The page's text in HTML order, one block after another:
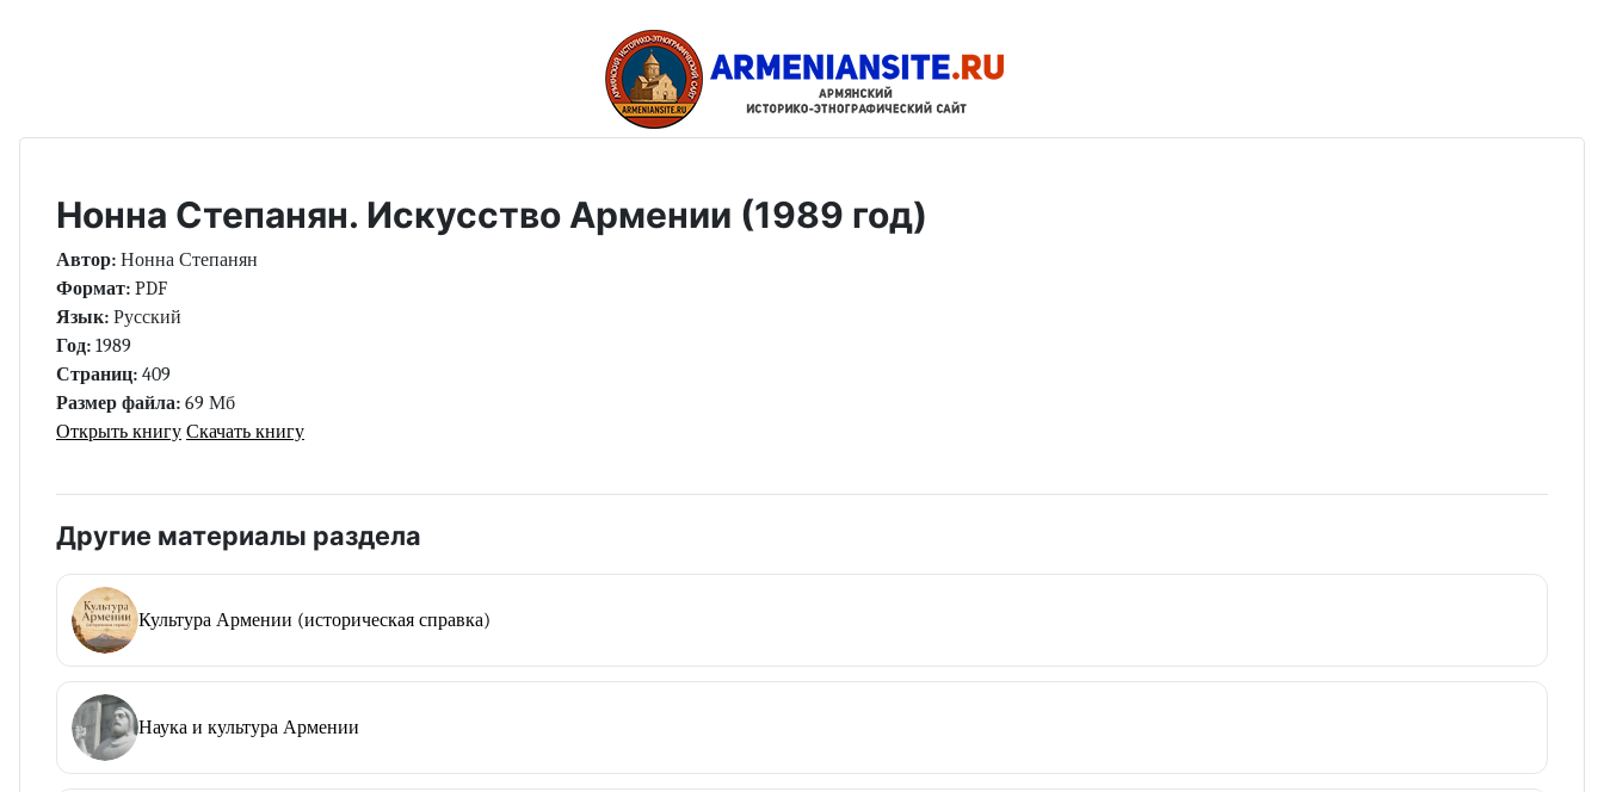
Нонна Степанян. Искусство Армении (1989 год)
Автор: Нонна Степанян
Формат: PDF
Язык: Русский
Год: 1989
Страниц: 409
Размер файла: 69 Мб
Открыть книгу Скачать книгу
Другие материалы раздела
Культура Армении (историческая справка)
Наука и культура Армении